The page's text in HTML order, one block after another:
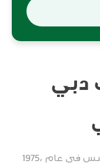
دبي
یعد"بنك دبي الإسلامي"، الذي تأسس في عام ،1975